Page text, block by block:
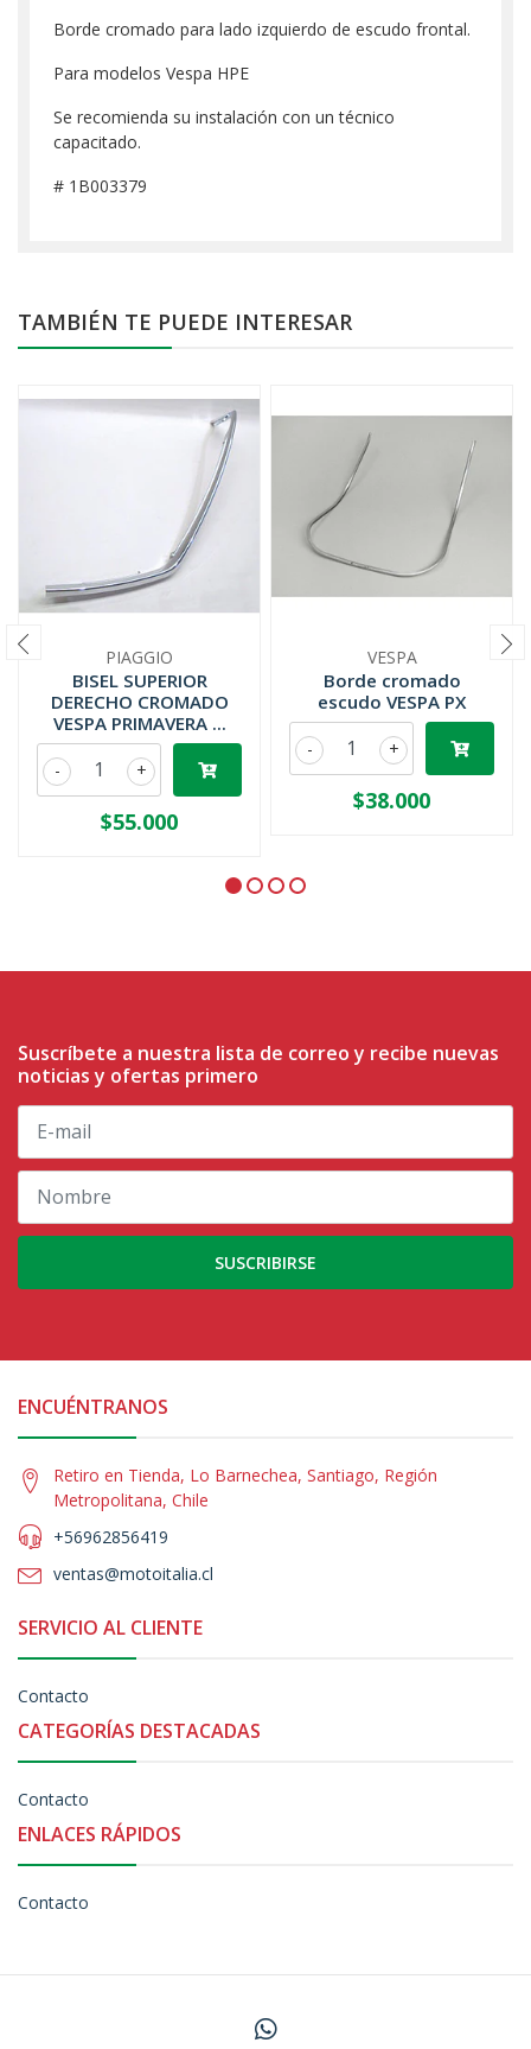
Borde cromado para lado izquierdo de escudo frontal.
Para modelos Vespa HPE
Se recomienda su instalación con un técnico
capacitado.
# 1B003379
TAMBIÉN TE PUEDE INTERESAR
PIAGGIO
BISEL SUPERIOR
DERECHO CROMADO
VESPA PRIMAVERA ...
+
-
$55.000
VESPA
Borde cromado
escudo VESPA PX
+
-
$38.000
Suscríbete a nuestra lista de correo y recibe nuevas
noticias y ofertas primero
SUSCRIBIRSE
ENCUÉNTRANOS
Retiro en Tienda, Lo Barnechea, Santiago, Región
Metropolitana, Chile
+56962856419
ventas@motoitalia.cl
SERVICIO AL CLIENTE
Contacto
CATEGORÍAS DESTACADAS
Contacto
ENLACES RÁPIDOS
Contacto